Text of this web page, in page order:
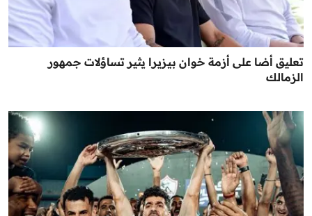
تعليق أضا على أزمة خوان بيزيرا يثير تساؤلات جمهور
الزمالك